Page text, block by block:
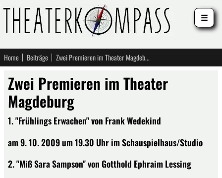
Home Beiträge Zwei Premieren im Theater Magdeburg
Zwei Premieren im Theater
Magdeburg
1. "Frühlings Erwachen" von Frank Wedekind
am 9. 10. 2009 um 19.30 Uhr im Schauspielhaus/Studio
2. "Miß Sara Sampson" von Gotthold Ephraim Lessing
☰